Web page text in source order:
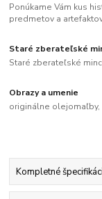
Ponúkame Vám kus
predmetov a
Staré zberateľské
Staré zberateľské
Obrazy a umenie
originálne olejomaľby,
Kompletné